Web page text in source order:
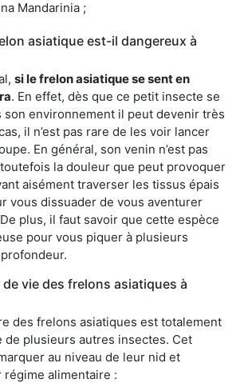
Mandarinia ;
asiatique est-il dangereux à
si le frelon asiatique se sent en
. En effet, dès que ce petit insecte se
son environnement il peut devenir très
il n’est pas rare de les voir lancer
En général, son venin n’est pas
la douleur que peut provoquer
aisément traverser les tissus épais
vous dissuader de vous aventurer
plus, il faut savoir que cette espèce
pour vous piquer à plusieurs
de vie des frelons asiatiques à
des frelons asiatiques est totalement
plusieurs autres insectes. Cet
au niveau de leur nid et
alimentaire :